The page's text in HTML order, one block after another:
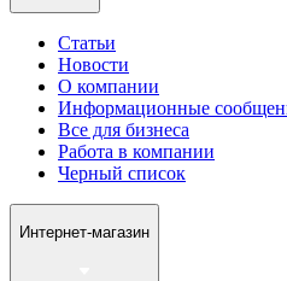
Статьи
Новости
О компании
Информационные
Все для бизнеса
Работа в компании
Черный список
Интернет-магазин